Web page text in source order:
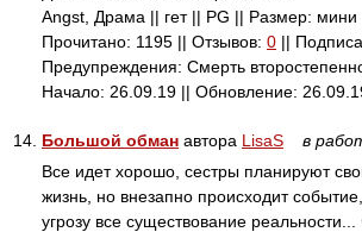
Angst, Драма || гет || PG || Размер: мини
Прочитано: 1195 || Отзывов: 0 ||
Предупреждения: Смерть
Начало: 26.09.19 || Обновление:
14. Большой обман автора LisaS
в
Все идет хорошо, сестры планируют
жизнь, но внезапно происходит
угрозу все существование